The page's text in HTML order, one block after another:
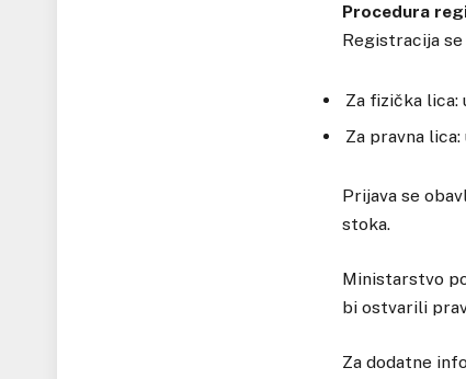
Procedura
Registracija se
Za fizička
Za pravna
Prijava se
stoka.
Ministarstvo
bi ostvarili
Za dodatne